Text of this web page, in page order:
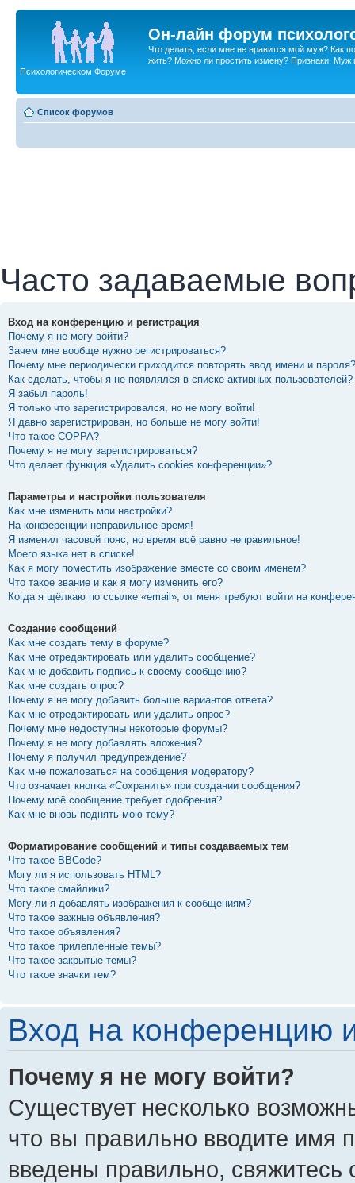
Он-лайн форум
Что делать, если мне не нравится мой муж? Как
жить? Можно ли простить измену? Признаки. Муж
Психологическом Форуме
Список форумов
Часто задаваемые
Вход на конференцию и регистрация
Почему я не могу войти?
Зачем мне вообще нужно регистрироваться?
Почему мне периодически приходится повторять ввод имени и пароля?
Как сделать, чтобы я не появлялся в списке активных пользователей?
Я забыл пароль!
Я только что зарегистрировался, но не могу войти!
Я давно зарегистрирован, но больше не могу войти!
Что такое COPPA?
Почему я не могу зарегистрироваться?
Что делает функция «Удалить cookies конференции»?
Параметры и настройки пользователя
Как мне изменить мои настройки?
На конференции неправильное время!
Я изменил часовой пояс, но время всё равно неправильное!
Моего языка нет в списке!
Как я могу поместить изображение вместе со своим именем?
Что такое звание и как я могу изменить его?
Когда я щёлкаю по ссылке «email», от меня требуют войти на
Создание сообщений
Как мне создать тему в форуме?
Как мне отредактировать или удалить сообщение?
Как мне добавить подпись к своему сообщению?
Как мне создать опрос?
Почему я не могу добавить больше вариантов ответа?
Как мне отредактировать или удалить опрос?
Почему мне недоступны некоторые форумы?
Почему я не могу добавлять вложения?
Почему я получил предупреждение?
Как мне пожаловаться на сообщения модератору?
Что означает кнопка «Сохранить» при создании сообщения?
Почему моё сообщение требует одобрения?
Как мне вновь поднять мою тему?
Форматирование сообщений и типы создаваемых тем
Что такое BBCode?
Могу ли я использовать HTML?
Что такое смайлики?
Могу ли я добавлять изображения к сообщениям?
Что такое важные объявления?
Что такое объявления?
Что такое прилепленные темы?
Что такое закрытые темы?
Что такое значки тем?
Вход на конференцию
Почему я не могу войти?
Существует несколько
что вы правильно вводите имя
введены правильно,